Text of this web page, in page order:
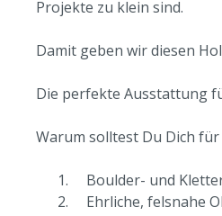
Projekte zu klein sind.
Damit geben wir diesen
Die perfekte Ausstattung
Warum solltest Du Dich
Boulder- und
Ehrliche, felsnahe